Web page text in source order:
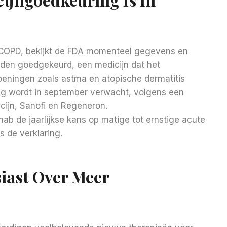
bekijkt de FDA momenteel gegevens en
goedgekeurd, een medicijn dat het
zoals astma en atopische dermatitis
wordt in september verwacht, volgens een
Sanofi en Regeneron.
de jaarlijkse kans op matige tot ernstige acute
de verklaring.
Over Meer